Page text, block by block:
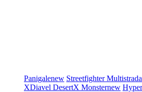
Panigalenew StreetfighterMultistrada
XDiavel DesertX Monsternew